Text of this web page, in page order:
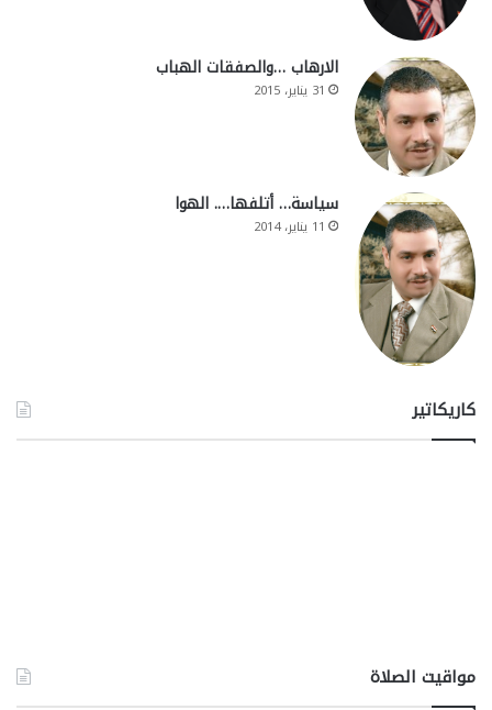
الارهاب …والصفقات الهباب
31 يناير، 2015
سياسة… أتلفها…. الهوا
11 يناير، 2014
كاريكاتير
مواقيت الصلاة